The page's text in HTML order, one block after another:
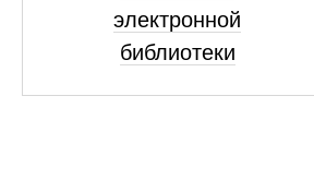
электронной
библиотеки